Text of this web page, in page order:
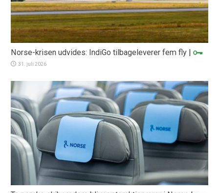
Norse-krisen udvides: IndiGo tilbageleverer fem fly |
31. juli 2026